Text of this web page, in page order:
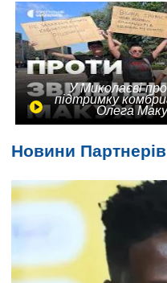
У Миколаєві
підтримку
Олега